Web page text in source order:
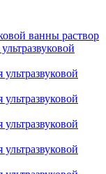
ванны раствор